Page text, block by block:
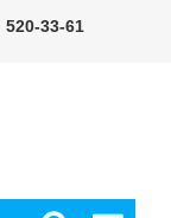
520-33-61